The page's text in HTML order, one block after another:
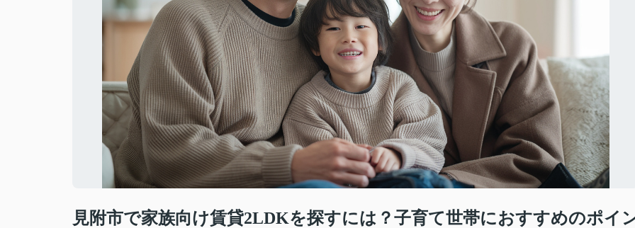
見附市で家族向け賃貸2LDKを探すには？子育て世帯におすすめのポイ